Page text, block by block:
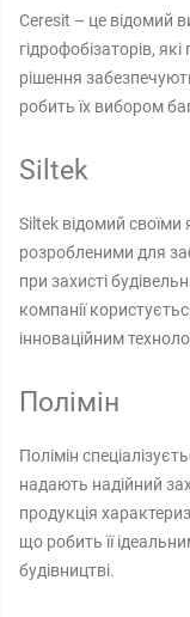
Ceresit – це відомий
гідрофобізаторів,
рішення
робить їх вибором
Siltek
Siltek відомий своїми
розробленими для
при захисті
компанії
інноваційним
Полімін
Полімін
надають надійний
продукція
що робить її
будівництві.